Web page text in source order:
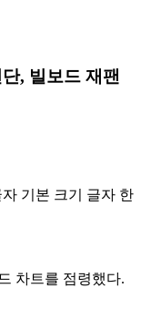
, 빌보드 재팬
자 기본 크기 글자 한
차트를 점령했다.